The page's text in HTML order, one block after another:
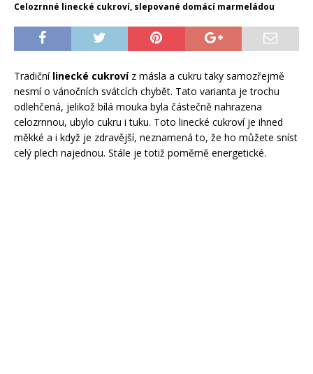
Celozrnné linecké cukroví, slepované domácí marmeládou
Tradiční linecké cukroví z másla a cukru taky samozřejmě
nesmí o vánočních svátcích chybět. Tato varianta je trochu
odlehčená, jelikož bílá mouka byla částečně nahrazena
celozrnnou, ubylo cukru i tuku. Toto linecké cukroví je ihned
měkké a i když je zdravější, neznamená to, že ho můžete sníst
celý plech najednou. Stále je totiž poměrně energetické.